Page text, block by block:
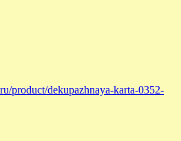
product/dekupazhnaya-karta-0352-